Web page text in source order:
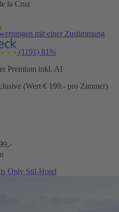
la Cruz
mit einer Zustimmung
(1191) 81%
Premium inkl. AI
(Wert € 199.- pro Zimmer)
Only Stil-Hotel